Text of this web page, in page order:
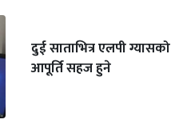
दुई साताभित्र एलपी ग्यासको
आपूर्ति सहज हुने